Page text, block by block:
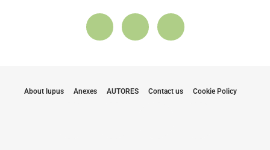
About lupus Anexes AUTORES Contact us Cookie Policy